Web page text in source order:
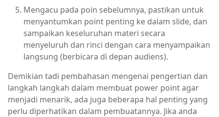
Mengacu pada poin sebelumnya, pastikan untuk
menyantumkan point penting ke dalam slide, dan
sampaikan keseluruhan materi secara
menyeluruh dan rinci dengan cara menyampaikan
langsung (berbicara di depan audiens).
Demikian tadi pembahasan mengenai pengertian dan
langkah langkah dalam membuat power point agar
menjadi menarik, ada juga beberapa hal penting yang
perlu diperhatikan dalam pembuatannya. Jika anda